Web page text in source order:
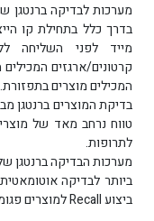
מערכות לבדיקה ברנטגן
בדרך כלל בתחילת קו
מייד לפני השליחה
קרטונים/ארגזים
המכילים מוצרים בתפזורת.
בדיקת המוצרים ברנטגן
טווח נרחב מאד של
לתרופות.
ביותר לבדיקה
ביצוע Recall למוצרים פגומים ותלונות לקוח!